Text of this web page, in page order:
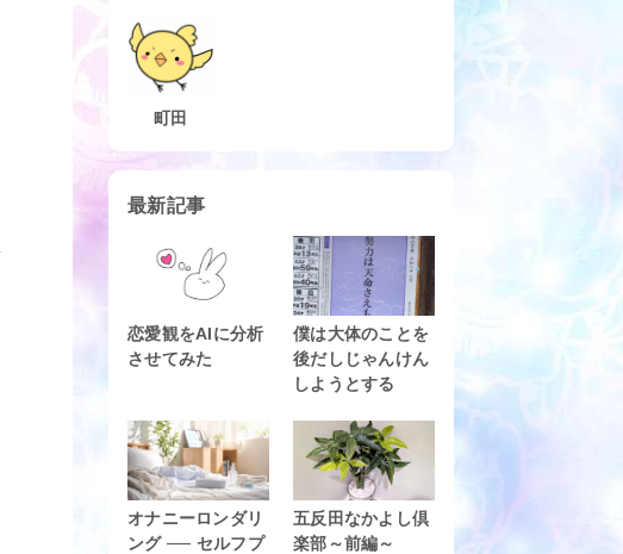
町田
最新記事
恋愛観をAIに分析
させてみた
僕は大体のことを
後だしじゃんけん
しようとする
オナニーロンダリ
ング ── セルフプ
五反田なかよし倶
楽部～前編～